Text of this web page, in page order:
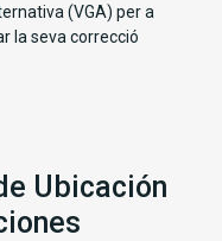
(VGA) per a
la seva correcció
Ubicación